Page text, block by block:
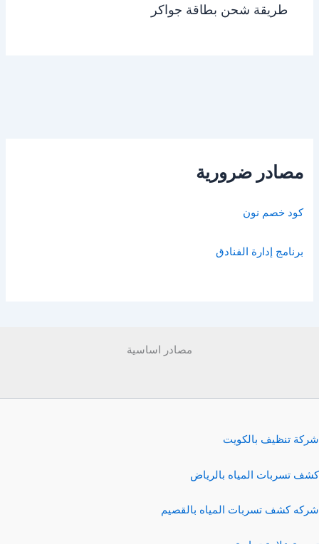
طريقة شحن بطاقة جواكر
مصادر ضرورية
كود خصم نون
برنامج إدارة الفنادق
مصادر اساسية
شركة تنظيف بالكويت
كشف تسربات المياه بالرياض
شركه كشف تسربات المياه بالقصيم